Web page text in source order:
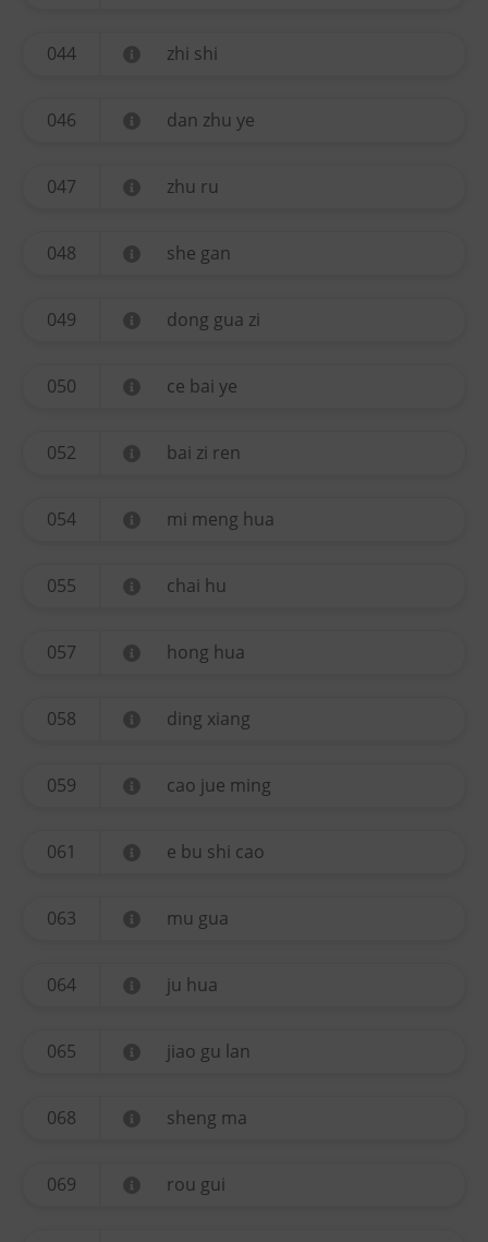
044 zhi shi
046 dan zhu ye
047 zhu ru
048 she gan
049 dong gua zi
050 ce bai ye
052 bai zi ren
054 mi meng hua
055 chai hu
057 hong hua
058 ding xiang
059 cao jue ming
061 e bu shi cao
063 mu gua
064 ju hua
065 jiao gu lan
068 sheng ma
069 rou gui